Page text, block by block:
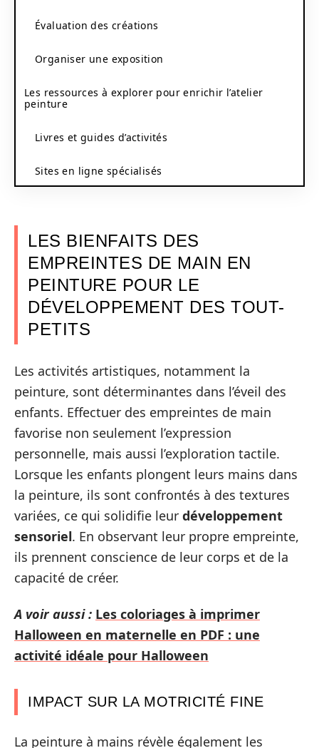
Évaluation des créations
Organiser une exposition
Les ressources à explorer pour enrichir l’atelier
peinture
Livres et guides d’activités
Sites en ligne spécialisés
LES BIENFAITS DES
EMPREINTES DE MAIN EN
PEINTURE POUR LE
DÉVELOPPEMENT DES TOUT-
PETITS
Les activités artistiques, notamment la
peinture, sont déterminantes dans l’éveil des
enfants. Effectuer des empreintes de main
favorise non seulement l’expression
personnelle, mais aussi l’exploration tactile.
Lorsque les enfants plongent leurs mains dans
la peinture, ils sont confrontés à des textures
variées, ce qui solidifie leur développement
sensoriel. En observant leur propre empreinte,
ils prennent conscience de leur corps et de la
capacité de créer.
A voir aussi : Les coloriages à imprimer
Halloween en maternelle en PDF : une
activité idéale pour Halloween
IMPACT SUR LA MOTRICITÉ FINE
La peinture à mains révèle également les